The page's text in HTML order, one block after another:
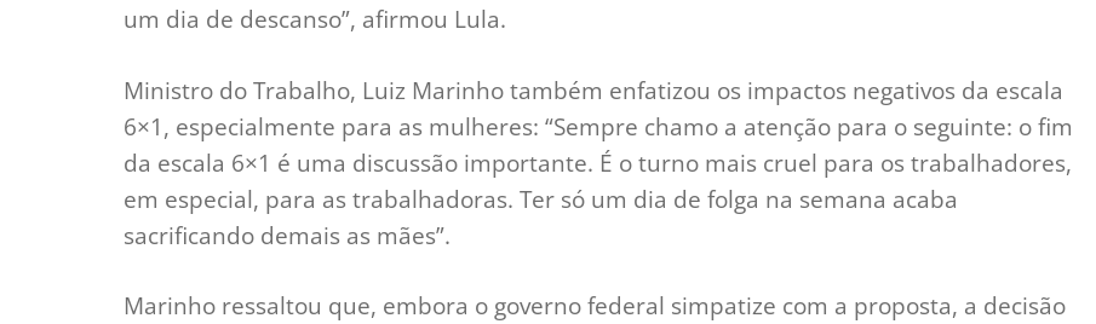
um dia de descanso”, afirmou Lula.
Ministro do Trabalho, Luiz Marinho também enfatizou os impactos negativos da escala
6×1, especialmente para as mulheres: “Sempre chamo a atenção para o seguinte: o fim
da escala 6×1 é uma discussão importante. É o turno mais cruel para os trabalhadores,
em especial, para as trabalhadoras. Ter só um dia de folga na semana acaba
sacrificando demais as mães”.
Marinho ressaltou que, embora o governo federal simpatize com a proposta, a decisão